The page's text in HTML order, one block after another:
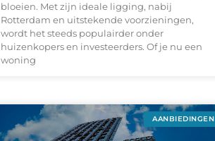
bloeien. Met zijn ideale ligging, nabij
Rotterdam en uitstekende voorzieningen,
wordt het steeds populairder onder
huizenkopers en investeerders. Of je nu een
woning
AANBIEDINGEN